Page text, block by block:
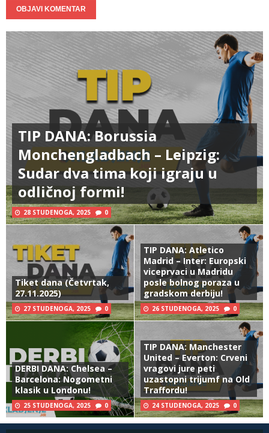
TIP DANA: Borussia
Monchengladbach – Leipzig:
Sudar dva tima koji igraju u
odličnoj formi!
28 STUDENOGA, 2025 0
Tiket dana (Četvrtak,
27.11.2025)
27 STUDENOGA, 2025 0
TIP DANA: Atletico
Madrid – Inter: Europski
viceprvaci u Madridu
posle bolnog poraza u
gradskom derbiju!
26 STUDENOGA, 2025 0
DERBI DANA: Chelsea –
Barcelona: Nogometni
klasik u Londonu!
25 STUDENOGA, 2025 0
TIP DANA: Manchester
United – Everton: Crveni
vragovi jure peti
uzastopni trijumf na Old
Traffordu!
24 STUDENOGA, 2025 0